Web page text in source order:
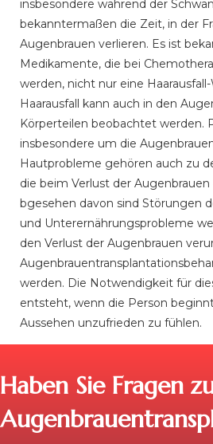
insbesondere während der
bekanntermaßen die Zeit, in der
Augenbrauen verlieren. Es ist
Medikamente, die bei
werden, nicht nur eine
Haarausfall kann auch in den
Körperteilen beobachtet werden.
insbesondere um die
Hautprobleme gehören auch zu
die beim Verlust der Augenbrauen
bgesehen davon sind Störungen
und Unterernährungsprobleme
den Verlust der Augenbrauen
werden. Die Notwendigkeit für
entsteht, wenn die Person
Aussehen unzufrieden zu fühlen.
Haben Sie Fragen